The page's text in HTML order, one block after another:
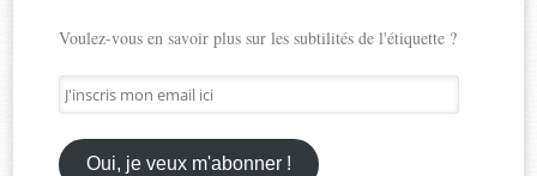
Voulez-vous en savoir plus sur les subtilités de l'étiquette ?
J'inscris
mon
email
ici
Oui, je veux m'abonner !